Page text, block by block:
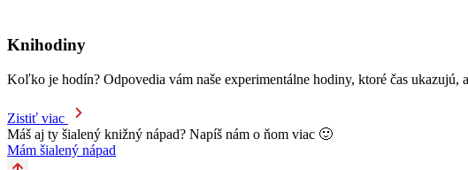
Knihodiny
Koľko je hodín? Odpovedia vám naše experimentálne hodiny, ktoré čas ukazujú,
Zistiť viac
Máš aj ty šialený knižný nápad? Napíš nám o ňom viac 🙂
Mám šialený nápad